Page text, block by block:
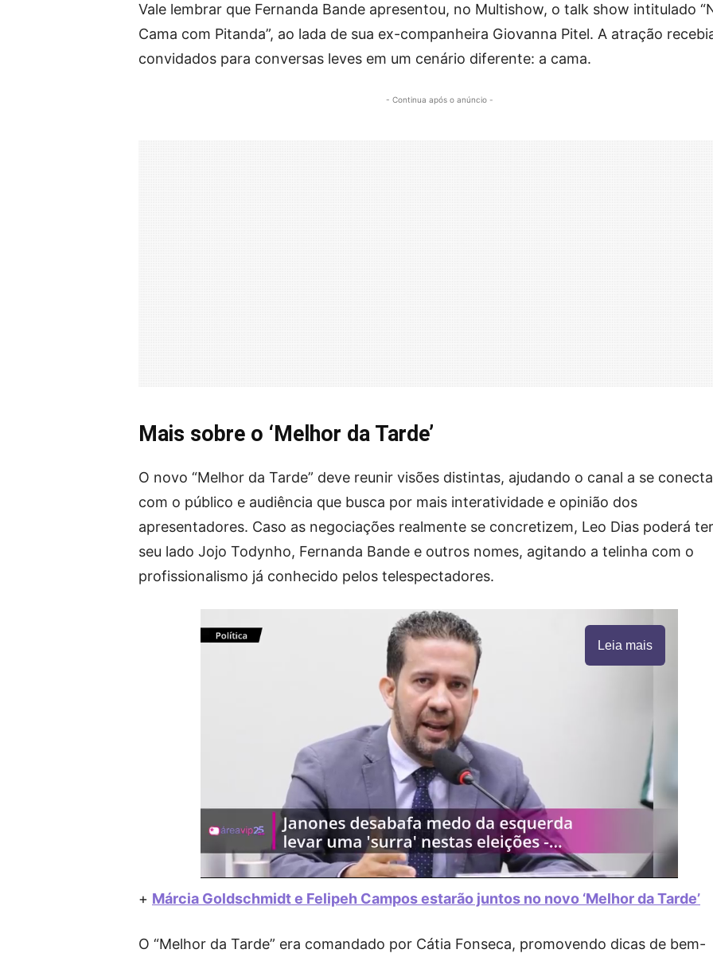
Vale lembrar que Fernanda Bande apresentou, no Multishow, o talk show intitulado
Cama com Pitanda”, ao lada de sua ex-companheira Giovanna Pitel. A atração
convidados para conversas leves em um cenário diferente: a cama.
- Continua após o anúncio -
Mais sobre o ‘Melhor da Tarde’
O novo “Melhor da Tarde” deve reunir visões distintas, ajudando o canal a se
com o público e audiência que busca por mais interatividade e opinião dos
apresentadores. Caso as negociações realmente se concretizem, Leo Dias poderá
seu lado Jojo Todynho, Fernanda Bande e outros nomes, agitando a telinha com o
profissionalismo já conhecido pelos telespectadores.
Leia mais
+ Márcia Goldschmidt e Felipeh Campos estarão juntos no novo ‘Melhor da Tarde’
O “Melhor da Tarde” era comandado por Cátia Fonseca, promovendo dicas de bem-